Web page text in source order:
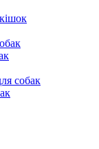
собак